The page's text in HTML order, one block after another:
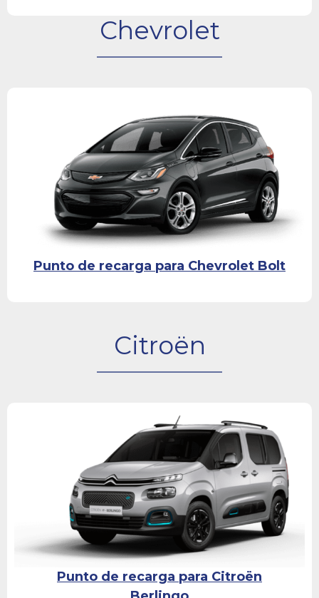
Chevrolet
Punto de recarga para Chevrolet Bolt
Citroën
Punto de recarga para Citroën